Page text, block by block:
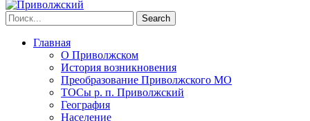
Главная
О Приволжском
История возникновения
Преобразование Приволжского МО
ТОСы р. п. Приволжский
География
Население